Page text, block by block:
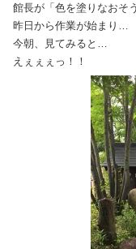
館長が「色を塗りなおそ
昨日から作業が始まり…
今朝、見てみると…
えぇぇぇっ！！